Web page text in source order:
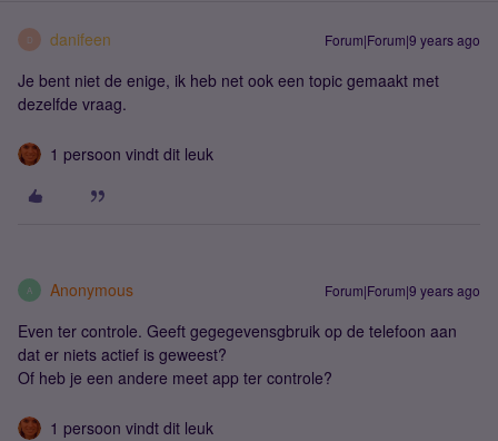
D danifeen Forum|Forum|9 years ago
Je bent niet de enige, ik heb net ook een topic gemaakt met
dezelfde vraag.
1 persoon vindt dit leuk
A Anonymous Forum|Forum|9 years ago
Even ter controle. Geeft gegegevensgbruik op de telefoon aan
dat er niets actief is geweest?
Of heb je een andere meet app ter controle?
1 persoon vindt dit leuk